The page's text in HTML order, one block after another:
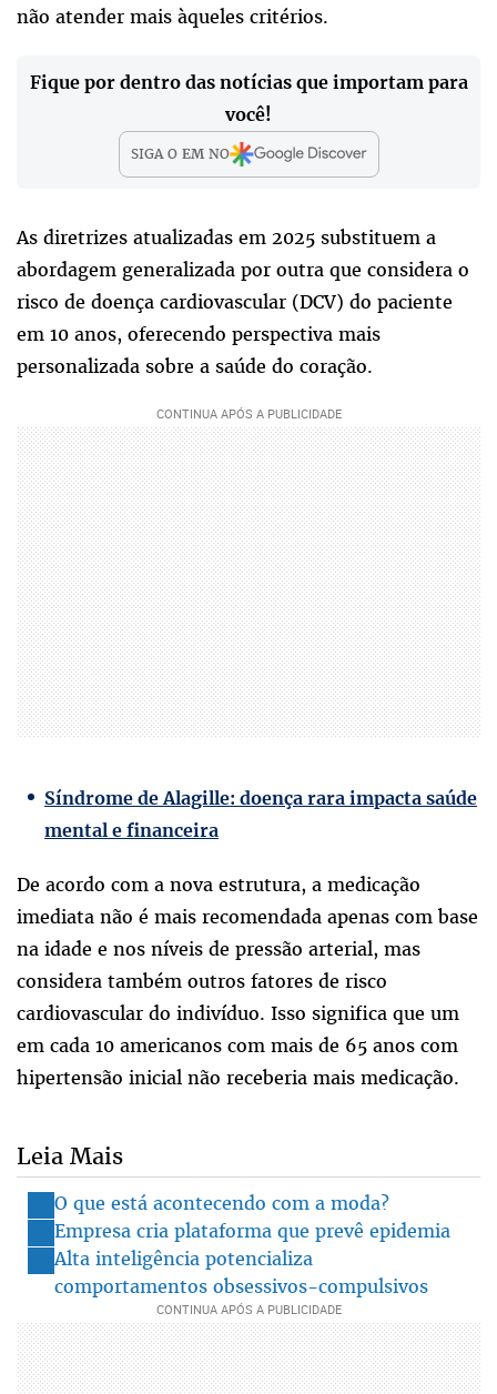
não atender mais àqueles critérios.
Fique por dentro das notícias que importam para
você!
SIGA O EMNO
As diretrizes atualizadas em 2025 substituem a
abordagem generalizada por outra que considera o
risco de doença cardiovascular (DCV) do paciente
em 10 anos, oferecendo perspectiva mais
personalizada sobre a saúde do coração.
Síndrome de Alagille: doença rara impacta saúde
mental e financeira
De acordo com a nova estrutura, a medicação
imediata não é mais recomendada apenas com base
na idade e nos níveis de pressão arterial, mas
considera também outros fatores de risco
cardiovascular do indivíduo. Isso significa que um
em cada 10 americanos com mais de 65 anos com
hipertensão inicial não receberia mais medicação.
Leia Mais
O que está acontecendo com a moda?
Empresa cria plataforma que prevê epidemia
Alta inteligência potencializa
comportamentos obsessivos-compulsivos